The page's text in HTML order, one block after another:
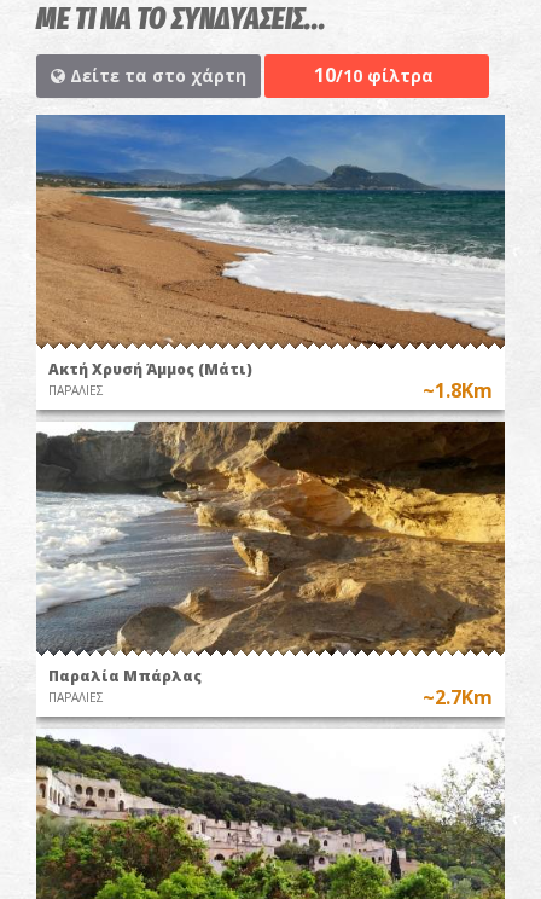
ΜΕ ΤΙ ΝΑ ΤΟ ΣΥΝΔΥΑΣΕΙΣ...
Δείτε τα στο χάρτη 10/10 φίλτρα
Ακτή Χρυσή Άμμος (Μάτι)
ΠΑΡΑΛΙΕΣ ~1.8Km
Παραλία Μπάρλας
ΠΑΡΑΛΙΕΣ ~2.7Km